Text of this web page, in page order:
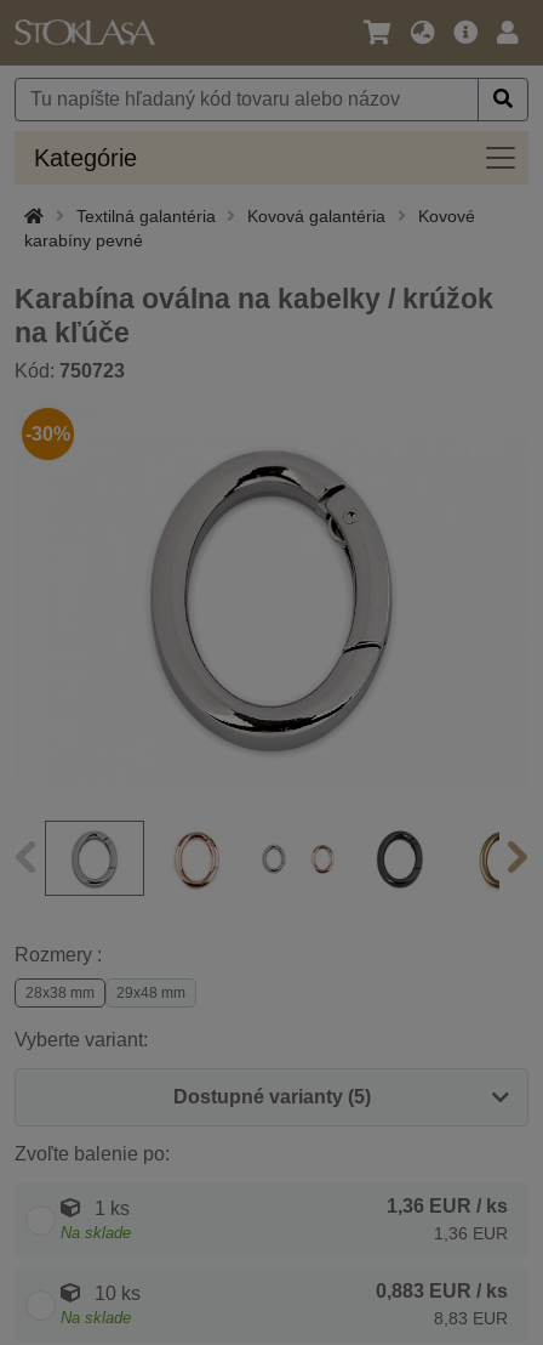
Jazyk
Mena
Hlavná
Kategórie
Textilná galantéria Kovová galantéria
Kovové
karabíny pevné
Karabína oválna na kabelky / krúžok
na kľúče
Kód: 750723
-30%
Rozmery :
28x38 mm 29x48 mm
Vyberte variant:
Dostupné varianty (5)
Zvoľte balenie po:
1 ks
Na sklade
1,36 EUR / ks
1,36 EUR
10 ks
Na sklade
0,883 EUR / ks
8,83 EUR